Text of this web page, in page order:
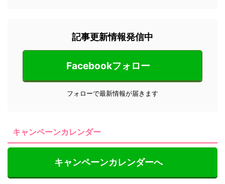
記事更新情報発信中
Facebookフォロー
フォローで最新情報が届きます
キャンペーンカレンダー
キャンペーンカレンダーへ